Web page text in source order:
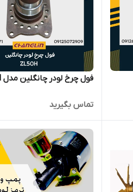
فول چرخ لودر چانگلین مدل ZL50H
تماس بگیرید